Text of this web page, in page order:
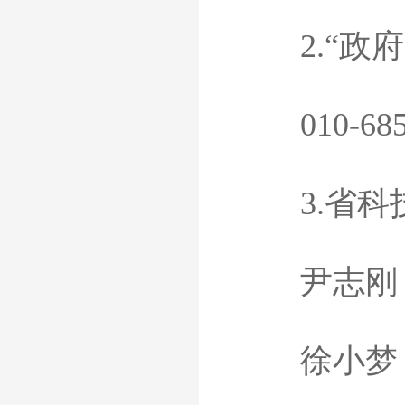
2.“政府
010-
3.省科技
尹志刚，
徐小梦